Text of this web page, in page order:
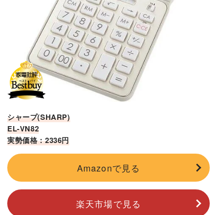
シャープ(SHARP)
EL-VN82
実勢価格：2336円
Amazonで見る
楽天市場で見る